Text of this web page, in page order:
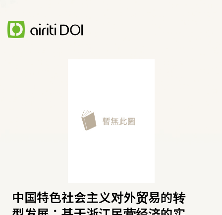
中国特色社会主义对外贸易的转